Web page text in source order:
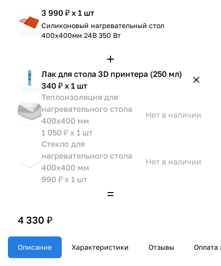
3 990 ₽ x 1 шт
Силиконовый нагревательный стол
400х400мм 24В 350 Вт
Лак для стола 3D принтера (250 мл)
340 ₽ x 1 шт
Теплоизоляция для
нагревательного стола
400х400 мм
1 050 ₽ x 1 шт
Нет в наличии
Стекло для
нагревательного стола
400х400 мм
990 ₽ x 1 шт
Нет в наличии
4 330 ₽
Описание Характеристики Отзывы Оплата